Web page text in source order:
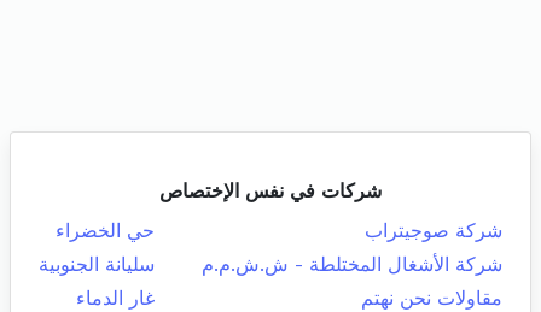
شركات في نفس الإختصاص
شركة صوجيتراب
حي الخضراء
شركة الأشغال المختلطة - ش.ش.م.م
سليانة الجنوبية
مقاولات نحن نهتم
غار الدماء